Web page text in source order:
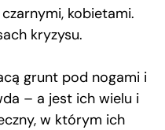
kobietami.
kryzysu.
grunt pod nogami i
– a jest ich wielu i
w którym ich